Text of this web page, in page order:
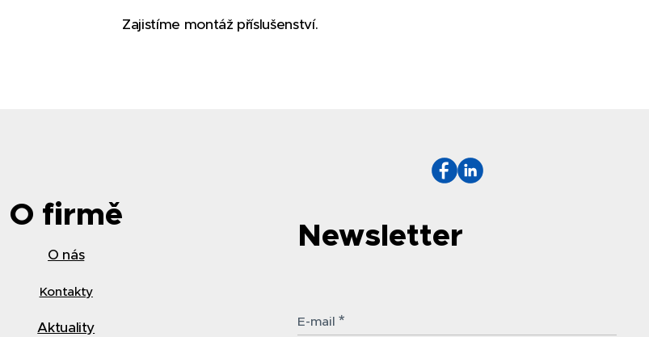
Zajistíme montáž příslušenství.
O firmě
O nás
Kontakty
Aktuality
Newsletter
E-mail